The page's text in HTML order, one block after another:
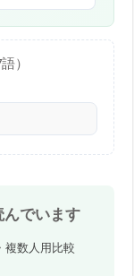
）
んでいます
複数人用比較